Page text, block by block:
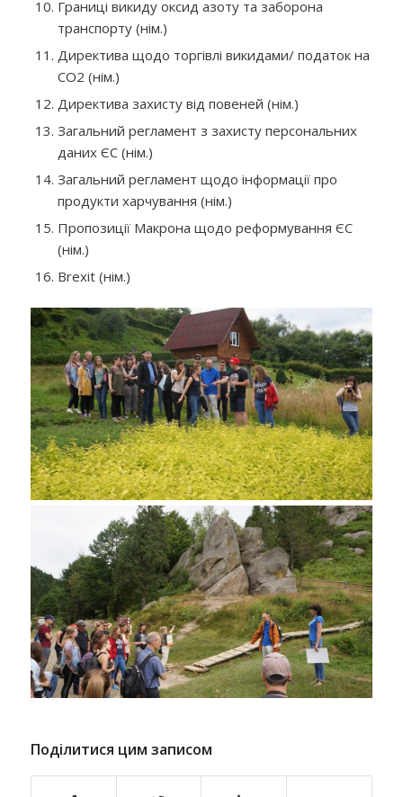
Границі викиду оксид азоту та заборона
транспорту (нім.)
Директива щодо торгівлі викидами/ податок на
СО2 (нім.)
Директива захисту від повеней (нім.)
Загальний регламент з захисту персональних
даних ЄС (нім.)
Загальний регламент щодо інформації про
продукти харчування (нім.)
Пропозиції Макрона щодо реформування ЄС
(нім.)
Brexit(нім.)
Поділитися цим записом